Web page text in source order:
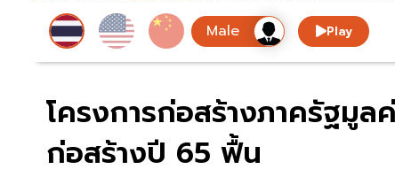
Play
โครงการก่อสร้างภาครัฐมู
ก่อสร้างปี 65 ฟื้น